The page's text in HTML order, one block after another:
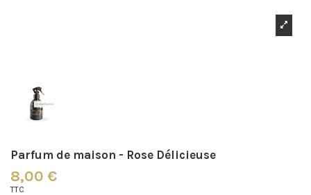
Parfum de maison - Rose Délicieuse
8,00 €
TTC